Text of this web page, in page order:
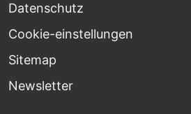
Datenschutz
Cookie-einstellungen
Sitemap
Newsletter